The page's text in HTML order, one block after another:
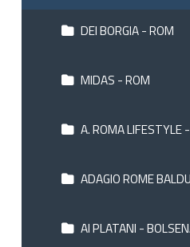
DEI BORGIA - ROM
MIDAS - ROM
A. ROMA LIFESTYLE
ADAGIO ROME
AI PLATANI -